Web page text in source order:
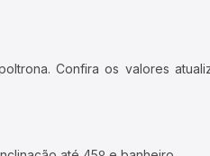
Confira os valores